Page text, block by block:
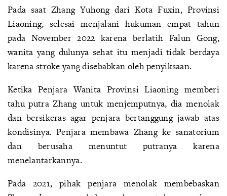
Pada saat Zhang Yuhong dari Kota Fuxin, Provinsi
Liaoning, selesai menjalani hukuman empat tahun
pada November 2022 karena berlatih Falun Gong,
wanita yang dulunya sehat itu menjadi tidak berdaya
karena stroke yang disebabkan oleh penyiksaan.
Ketika Penjara Wanita Provinsi Liaoning memberi
tahu putra Zhang untuk menjemputnya, dia menolak
dan bersikeras agar penjara bertanggung jawab atas
kondisinya. Penjara membawa Zhang ke sanatorium
dan berusaha menuntut putranya karena
menelantarkannya.
Pada 2021, pihak penjara menolak membebaskan